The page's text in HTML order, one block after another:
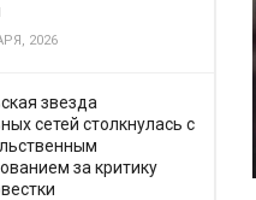
2026
звезда
сетей столкнулась с
за критику